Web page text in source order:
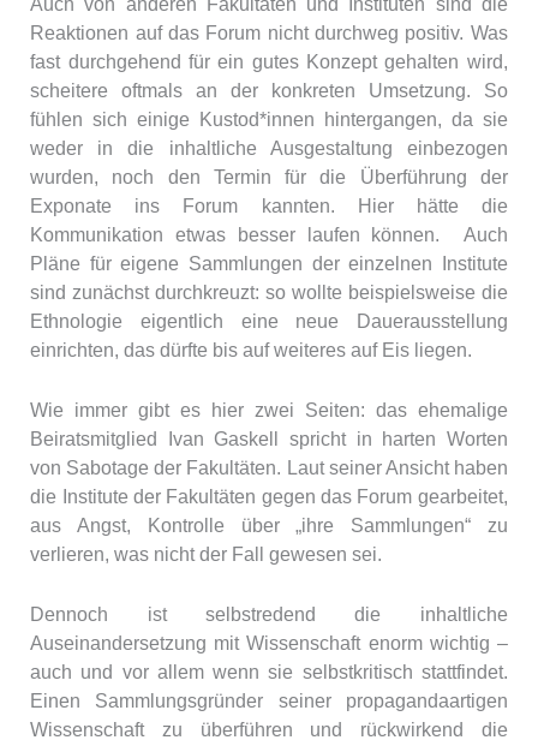
Reaktionen auf das Forum nicht durchweg positiv. Was
fast durchgehend für ein gutes Konzept gehalten wird,
scheitere oftmals an der konkreten Umsetzung. So
fühlen sich einige Kustod*innen hintergangen, da sie
weder in die inhaltliche Ausgestaltung einbezogen
wurden, noch den Termin für die Überführung der
Exponate ins Forum kannten. Hier hätte die
Kommunikation etwas besser laufen können. Auch
Pläne für eigene Sammlungen der einzelnen Institute
sind zunächst durchkreuzt: so wollte beispielsweise die
Ethnologie eigentlich eine neue Dauerausstellung
einrichten, das dürfte bis auf weiteres auf Eis liegen.
Wie immer gibt es hier zwei Seiten: das ehemalige
Beiratsmitglied Ivan Gaskell spricht in harten Worten
von Sabotage der Fakultäten. Laut seiner Ansicht haben
die Institute der Fakultäten gegen das Forum gearbeitet,
aus Angst, Kontrolle über „ihre Sammlungen“ zu
verlieren, was nicht der Fall gewesen sei.
Dennoch ist selbstredend die inhaltliche
Auseinandersetzung mit Wissenschaft enorm wichtig –
auch und vor allem wenn sie selbstkritisch stattfindet.
Einen Sammlungsgründer seiner propagandaartigen
Wissenschaft zu überführen und rückwirkend die